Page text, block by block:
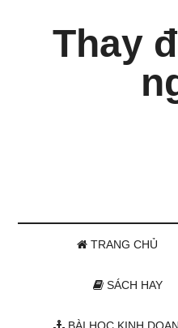
Thay
TRANG CHỦ
SÁCH HAY